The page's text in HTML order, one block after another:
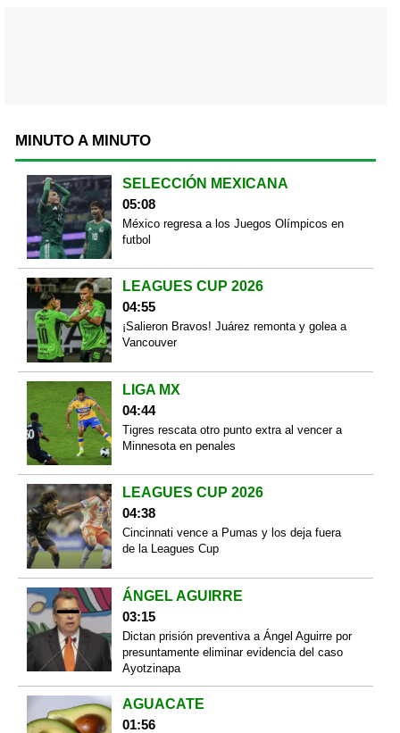
MINUTO A MINUTO
SELECCIÓN MEXICANA
05:08
México regresa a los Juegos Olímpicos en
futbol
LEAGUES CUP 2026
04:55
¡Salieron Bravos! Juárez remonta y golea a
Vancouver
LIGA MX
04:44
Tigres rescata otro punto extra al vencer a
Minnesota en penales
LEAGUES CUP 2026
04:38
Cincinnati vence a Pumas y los deja fuera
de la Leagues Cup
ÁNGEL AGUIRRE
03:15
Dictan prisión preventiva a Ángel Aguirre por
presuntamente eliminar evidencia del caso
Ayotzinapa
AGUACATE
01:56